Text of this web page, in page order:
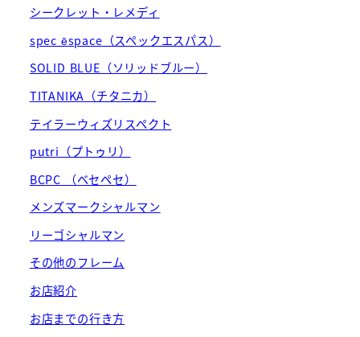
シークレット・レメディ
spec ēspace（スペックエスパス）
SOLID BLUE（ソリッドブルー）
TITANIKA（チタニカ）
テイラーウィズリスペクト
putri（プトゥリ）
BCPC （ベセペセ）
メンズマークシャルマン
リーゴシャルマン
その他のフレーム
お店紹介
お店までの行き方